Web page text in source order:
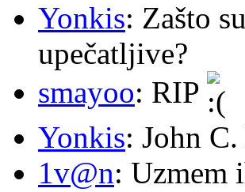
Yonkis: Zašto
upečatljive?
smayoo: RIP
Yonkis: John
1v@n: Uzmem